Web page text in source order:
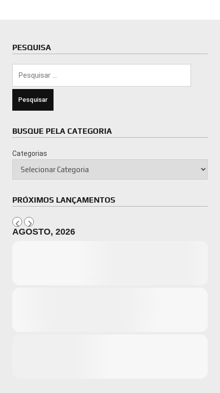
PESQUISA
BUSQUE PELA CATEGORIA
Categorias
PRÓXIMOS LANÇAMENTOS
AGOSTO, 2026